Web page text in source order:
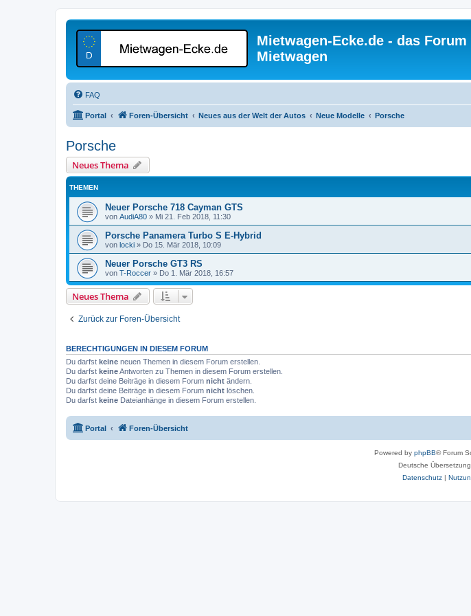
Mietwagen-Ecke.de - das
Mietwagen
FAQ
Portal Foren-Übersicht Neues aus der Welt der Autos Neue Modelle Porsche
Porsche
Neues Thema
THEMEN
Neuer Porsche 718 Cayman GTS
von AudiA80 » Mi 21. Feb 2018, 11:30
Porsche Panamera Turbo S E-Hybrid
von locki » Do 15. Mär 2018, 10:09
Neuer Porsche GT3 RS
von T-Roccer » Do 1. Mär 2018, 16:57
Neues Thema
Zurück zur Foren-Übersicht
BERECHTIGUNGEN IN DIESEM FORUM
Du darfst keine neuen Themen in diesem Forum erstellen.
Du darfst keineAntworten zu Themen in diesem Forum erstellen.
Du darfst deine Beiträge in diesem Forum nicht ändern.
Du darfst deine Beiträge in diesem Forum nicht löschen.
Du darfst keine Dateianhänge in diesem Forum erstellen.
Portal Foren-Übersicht
Powered by phpBB® Forum
Deutsche
Datenschutz|